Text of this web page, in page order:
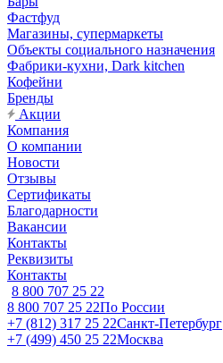
Фастфуд
Магазины, супермаркеты
Объекты социального назначения
Фабрики-кухни, Dark kitchen
Кофейни
Бренды
Акции
Компания
О компании
Новости
Отзывы
Сертификаты
Благодарности
Вакансии
Контакты
Реквизиты
Контакты
8 800 707 25 22
8 800 707 25 22По России
+7 (812) 317 25 22Санкт-Петербург
+7 (499) 450 25 22Москва